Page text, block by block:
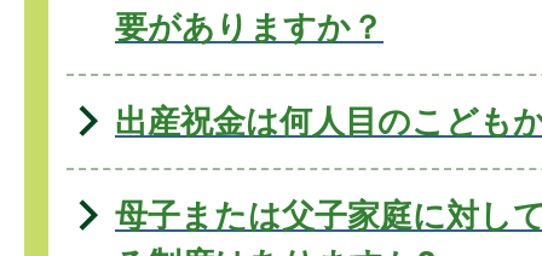
要がありますか？
出産祝金は何人目のこども
母子または父子家庭に対し